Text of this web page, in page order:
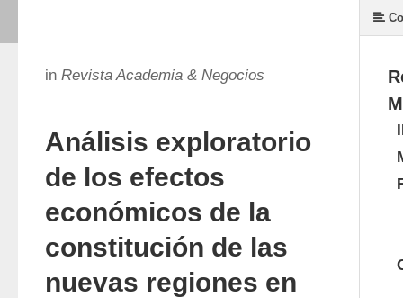
in Revista Academia & Negocios
Análisis exploratorio
de los efectos
económicos de la
constitución de las
nuevas regiones en